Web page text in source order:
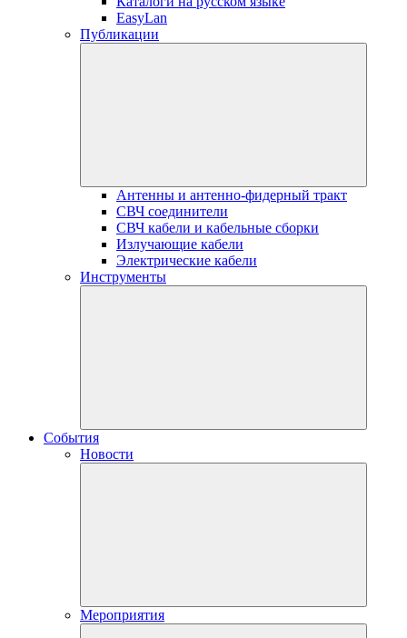
EasyLan
Публикации
Антенны и антенно-фидерный тракт
СВЧ соединители
СВЧ кабели и кабельные сборки
Излучающие кабели
Электрические кабели
Инструменты
События
Новости
Мероприятия